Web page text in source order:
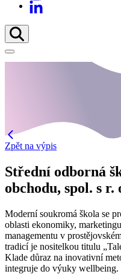
Zpět na výpis
Střední odborná
obchodu, spol. s r.
Moderní soukromá škola se
oblasti ekonomiky,
managementu v
tradicí je nositelkou titulu
Klade důraz na inovativní
integruje do výuky wellbeing.